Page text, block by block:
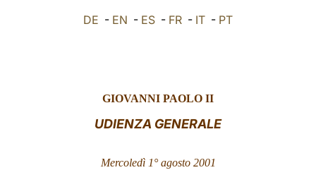
العربيّة DE - EN - ES - FR - IT - PT
GIOVANNI PAOLO II
UDIENZA GENERALE
Mercoledì 1° agosto 2001